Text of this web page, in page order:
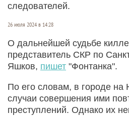
следователей.
26 июля 2024 в 14:28
О дальнейшей судьбе
представитель СКР по
Яшков, пишет "Фонтанка".
По его словам, в городе на
случаи совершения ими
преступлений. Однако их